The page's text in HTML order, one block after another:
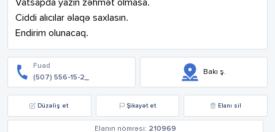
Vatsapda yazın zəhmət olmasa.
Ciddi alıcılar əlaqə saxlasın.
Endirim olunacaq.
Fuad
(507) 556-15-2_
Bakı ş.
Düzəliş et Şikayət et Elanı sil
Elanın nömrəsi: 210969